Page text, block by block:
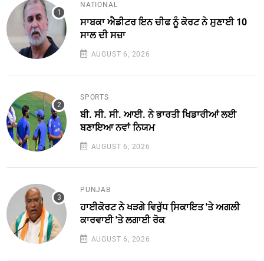
NATIONAL
ਸਾਬਕਾ ਐਡੀਟਰ ਇਨ ਚੀਫ ਨੂੰ ਕੋਰਟ ਨੇ ਸੁਣਾਈ 10
ਸਾਲ ਦੀ ਸਜ਼ਾ
AUGUST 6, 2026
SPORTS
ਬੀ. ਸੀ. ਸੀ. ਆਈ. ਨੇ ਭਾਰਤੀ ਖਿਡਾਰੀਆਂ ਲਈ
ਬਣਾਇਆ ਨਵਾਂ ਨਿਯਮ
AUGUST 6, 2026
PUNJAB
ਹਾਈਕੋਰਟ ਨੇ ਖੜਗੇ ਵਿਰੁੱਧ ਸਿ਼ਕਾਇਤ 'ਤੇ ਅਗਲੀ
ਕਾਰਵਾਈ 'ਤੇ ਲਗਾਈ ਰੋਕ
AUGUST 6, 2026